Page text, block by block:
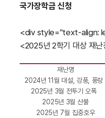
국가장학금 신청
<div style="text-align:
<2025년 2학기 대상 재
재난명
2024년 11월 대설, 강풍, 풍랑
2025년 3월 전투기 오폭
2025년 3월 산불
2025년 7월 집중호우